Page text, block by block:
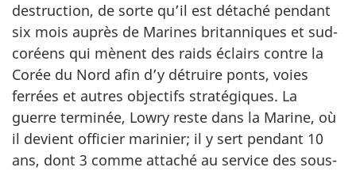
destruction, de sorte qu’il est détaché pendant
six mois auprès de Marines britanniques et sud-
coréens qui mènent des raids éclairs contre la
Corée du Nord afin d’y détruire ponts, voies
ferrées et autres objectifs stratégiques. La
guerre terminée, Lowry reste dans la Marine, où
il devient officier marinier; il y sert pendant 10
ans, dont 3 comme attaché au service des sous-